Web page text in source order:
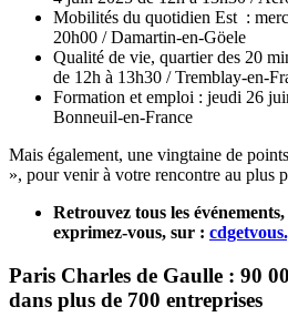
Mobilités du quotidien Est :
20h00 / Damartin-en-Göele
Qualité de vie, quartier des 20
de 12h à 13h30 / Tremblay-en-
Formation et emploi : jeudi 26
Bonneuil-en-France
Mais également, une vingtaine de
», pour venir à votre rencontre au plus
Retrouvez tous les
exprimez-vous, sur :
Paris Charles de Gaulle : 90
dans plus de 700 entreprises